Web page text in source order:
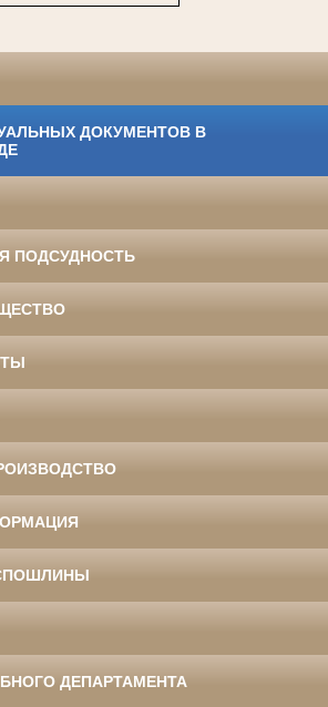
ДОКУМЕНТОВ В
ПОДСУДНОСТЬ
ДЕПАРТАМЕНТА